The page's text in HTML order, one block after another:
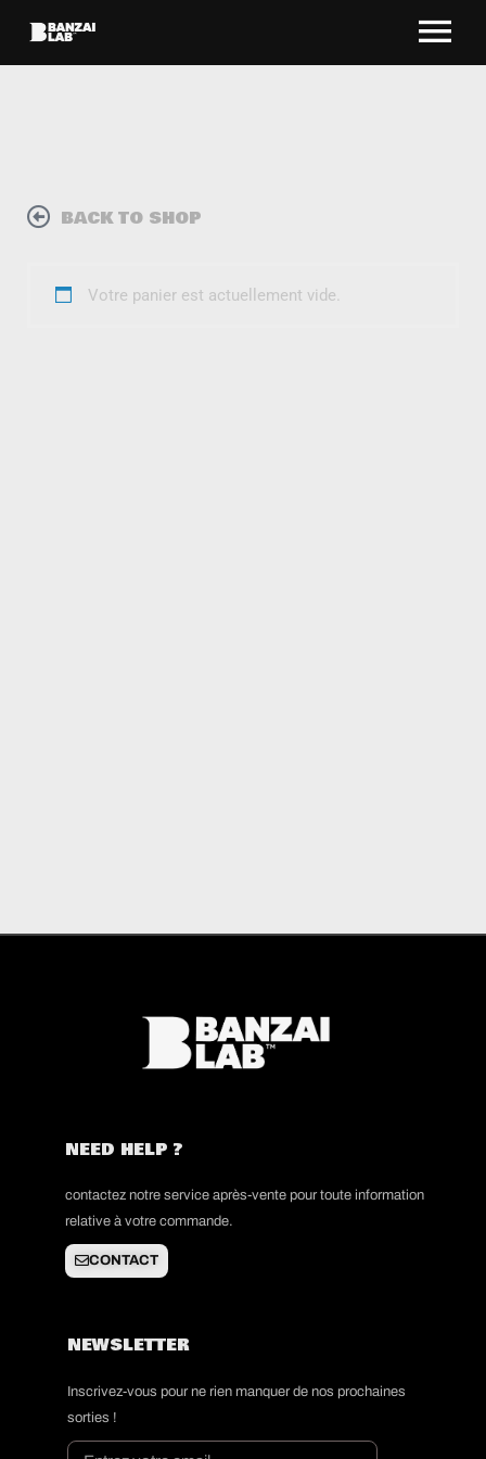
BACK TO SHOP
Votre panier est actuellement vide.
NEED HELP ?
contactez notre service après-vente pour toute information
relative à votre commande.
CONTACT
NEWSLETTER
Inscrivez-vous pour ne rien manquer de nos prochaines
sorties !